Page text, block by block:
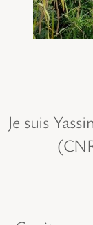
Je suis